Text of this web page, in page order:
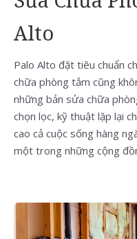
Alto
Palo Alto đặt tiêu chuẩn
chữa phòng tắm cũng
những bản sửa chữa
chọn lọc, kỹ thuật lặp lại
cao cả cuộc sống hàng
một trong những cộng